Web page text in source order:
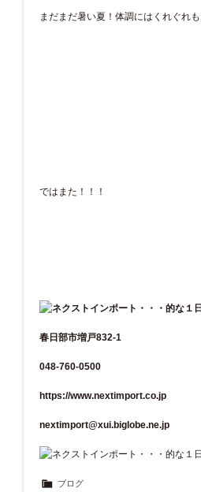
まだまだ暑い夏！体調にはくれぐれ
ではまた！！！
春日部市増戸832-1
048-760-0500
https://www.nextimport.co.jp
nextimport@xui.biglobe.ne.jp
ブログ